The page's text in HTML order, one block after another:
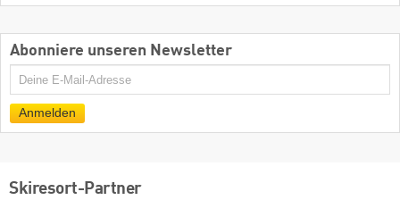
Abonniere unseren Newsletter
E-
Mail
Anmelden
Skiresort-Partner